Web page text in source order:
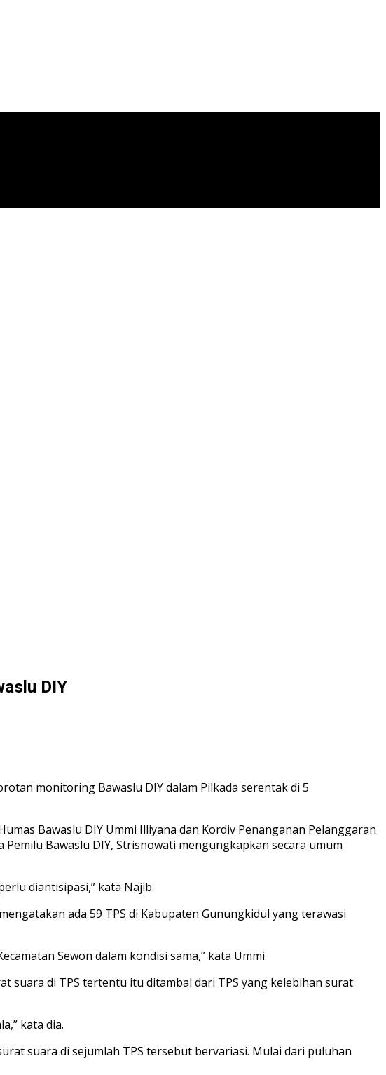
DIY
monitoring Bawaslu DIY dalam Pilkada serentak di 5
Bawaslu DIY Ummi Illiyana dan Kordiv Penanganan Pelanggaran
Bawaslu DIY, Strisnowati mengungkapkan secara umum
diantisipasi,” kata Najib.
ada 59 TPS di Kabupaten Gunungkidul yang terawasi
Sewon dalam kondisi sama,” kata Ummi.
suara di TPS tertentu itu ditambal dari TPS yang kelebihan surat
kata dia.
suara di sejumlah TPS tersebut bervariasi. Mulai dari puluhan